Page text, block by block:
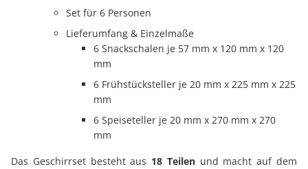
Set für 6 Personen
Lieferumfang & Einzelmaße
6 Snackschalen je 57 mm x 120 mm x 120
mm
6 Frühstücksteller je 20 mm x 225 mm x 225
mm
6 Speiseteller je 20 mm x 270 mm x 270
mm
Das Geschirrset besteht aus 18 Teilen und macht auf dem